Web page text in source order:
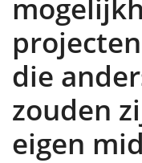
die
zouden
eigen